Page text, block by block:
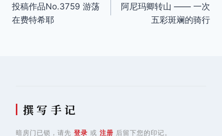
章
投稿作品No.3759 游荡
在费特希耶
阿尼玛卿转山 —— 一次
五彩斑斓的骑行
撰 写 手 记
暗房门已锁，请先 登录 或 注册 后留下您的印记。